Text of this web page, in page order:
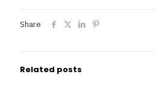
Share
Related posts